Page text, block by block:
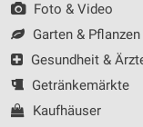
Foto & Video
Garten & Pflanzen
Gesundheit &
Getränkemärkte
Kaufhäuser